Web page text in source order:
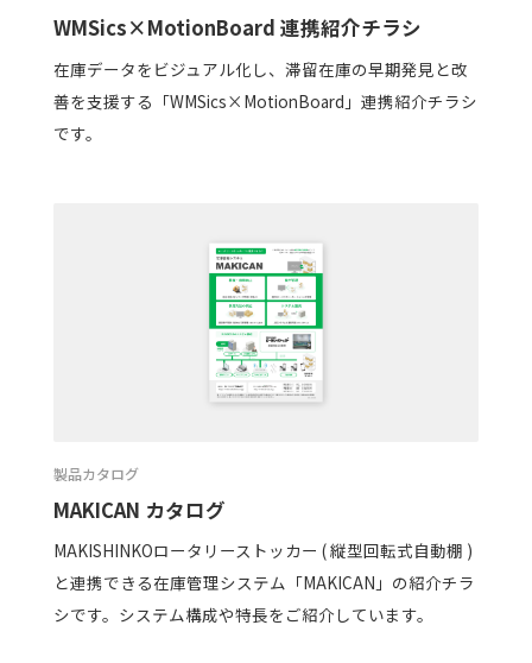
WMSics×MotionBoard 連携紹介チラシ
在庫データをビジュアル化し、滞留在庫の早期発見と改
善を支援する「WMSics×MotionBoard」連携紹介チラシ
です。
製品カタログ
MAKICAN カタログ
MAKISHINKOロータリーストッカー ( 縦型回転式自動棚 )
と連携できる在庫管理システム「MAKICAN」の紹介チラ
シです。システム構成や特長をご紹介しています。